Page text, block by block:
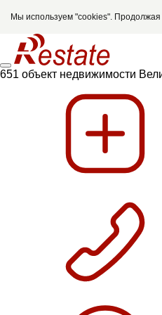
Мы используем "cookies".
651 объект недвижимости